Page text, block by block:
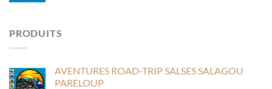
PRODUITS
AVENTURES ROAD-TRIP SALSES SALAGOU
PARELOUP